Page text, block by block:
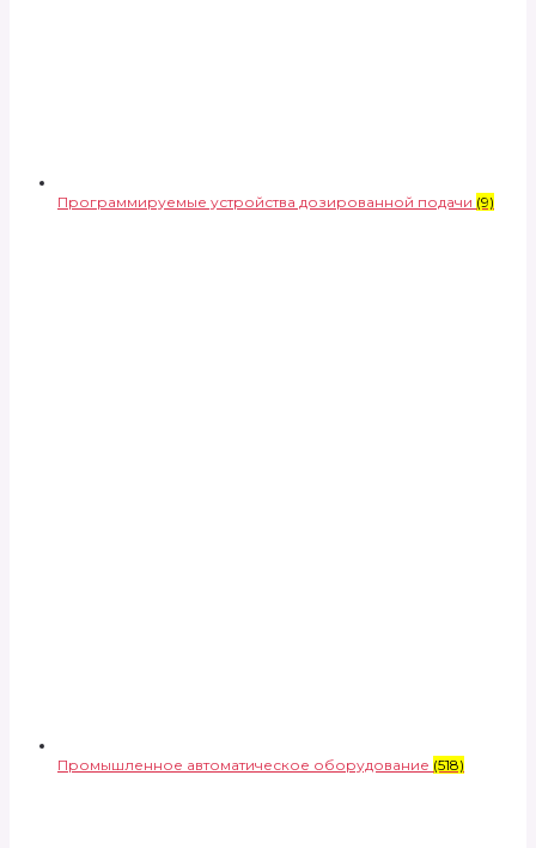
Программируемые устройства дозированной подачи (9)
Промышленное автоматическое оборудование (518)